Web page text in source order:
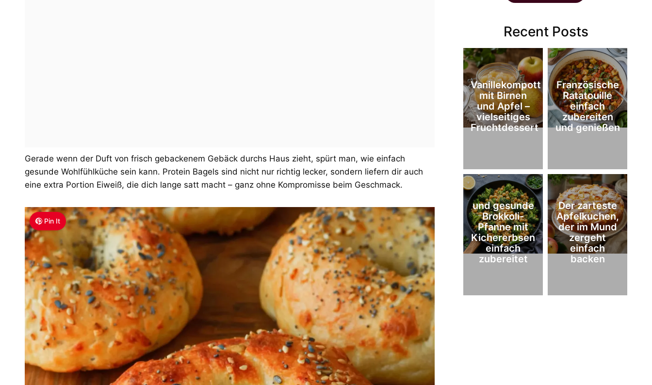
Gerade wenn der Duft von frisch gebackenem Gebäck durchs Haus zieht, spürt man, wie einfach
gesunde Wohlfühlküche sein kann. Protein Bagels sind nicht nur richtig lecker, sondern liefern dir auch
eine extra Portion Eiweiß, die dich lange satt macht – ganz ohne Kompromisse beim Geschmack.
Pin It
Recent Posts
Vanillekompott
mit Birnen
und Apfel –
vielseitiges
Fruchtdessert
Französische
Ratatouille
einfach
zubereiten
und genießen
und gesunde
Brokkoli-
Pfanne mit
Kichererbsen
einfach
zubereitet
Der zarteste
Apfelkuchen,
der im Mund
zergeht
einfach
backen